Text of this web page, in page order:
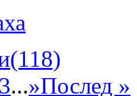
3...»Послед »